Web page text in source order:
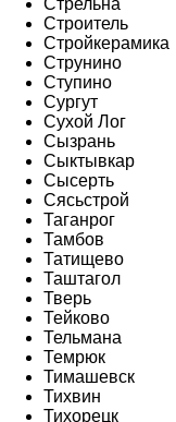
Стрельна
Строитель
Стройкерамика
Струнино
Ступино
Сургут
Сухой Лог
Сызрань
Сыктывкар
Сысерть
Сясьстрой
Таганрог
Тамбов
Татищево
Таштагол
Тверь
Тейково
Тельмана
Темрюк
Тимашевск
Тихвин
Тихорецк